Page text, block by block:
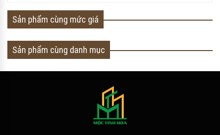
Sản phẩm cùng mức giá
Sản phẩm cùng danh mục